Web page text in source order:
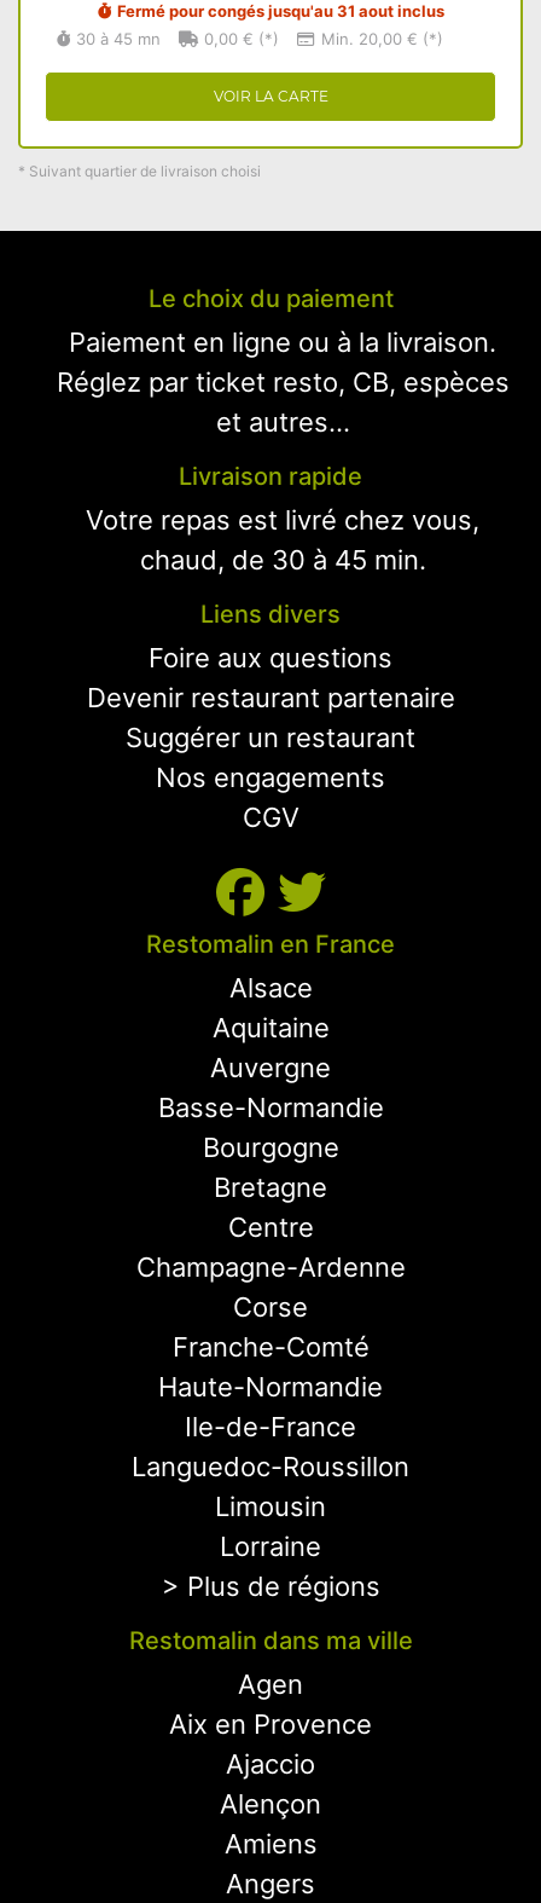
Fermé pour congés jusqu'au 31 aout inclus
30 à 45 mn
0,00 € (*) Min. 20,00 € (*)
VOIR LA CARTE
* Suivant quartier de livraison choisi
Le choix du paiement
Paiement en ligne ou à la livraison.
Réglez par ticket resto, CB, espèces
et autres...
Livraison rapide
Votre repas est livré chez vous,
chaud, de 30 à 45 min.
Liens divers
Foire aux questions
Devenir restaurant partenaire
Suggérer un restaurant
Nos engagements
CGV
Restomalin en France
Alsace
Aquitaine
Auvergne
Basse-Normandie
Bourgogne
Bretagne
Centre
Champagne-Ardenne
Corse
Franche-Comté
Haute-Normandie
Ile-de-France
Languedoc-Roussillon
Limousin
Lorraine
> Plus de régions
Restomalin dans ma ville
Agen
Aix en Provence
Ajaccio
Alençon
Amiens
Angers